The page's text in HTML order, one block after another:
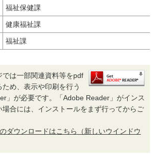
福祉保健課
健康福祉課
福祉課
では一部関連資料等をpdf
め、表示や印刷を行う
」が必要です。「Adobe Reader」がインス
場合には、インストールをまず行ってからご
ダウンロードはこちら（新しいウインドウ